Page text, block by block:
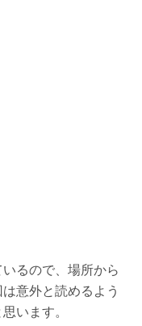
るので、場所から
意外と読めるよう
います。